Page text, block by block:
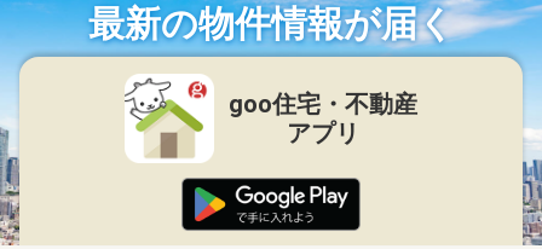
最新の物件情報が届く
goo住宅・不動産
アプリ